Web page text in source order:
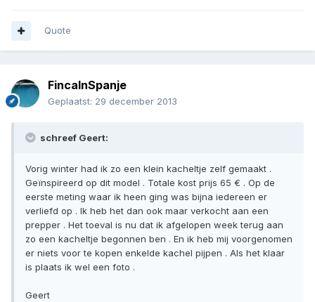
Quote
FincaInSpanje
Geplaatst: 29 december 2013
schreef Geert:
Vorig winter had ik zo een klein kacheltje zelf gemaakt .
Geïnspireerd op dit model . Totale kost prijs 65 € . Op de
eerste meting waar ik heen ging was bijna iedereen er
verliefd op . Ik heb het dan ook maar verkocht aan een
prepper . Het toeval is nu dat ik afgelopen week terug aan
zo een kacheltje begonnen ben . En ik heb mij voorgenomen
er niets voor te kopen enkelde kachel pijpen . Als het klaar
is plaats ik wel een foto .
Geert